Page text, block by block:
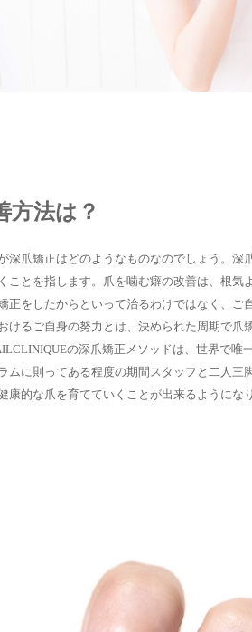
方法は？
深爪矯正はどのようなものなのでしょう。深
ことを指します。爪を噛む癖の改善は、根気
正をしたからといって治るわけではなく、ご
けるご自身の努力とは、決められた周期で爪
の深爪矯正メソッドは、世界で唯
ムに則ってある程度の期間スタッフと二人三
康的な爪を育てていくことが出来るようにな